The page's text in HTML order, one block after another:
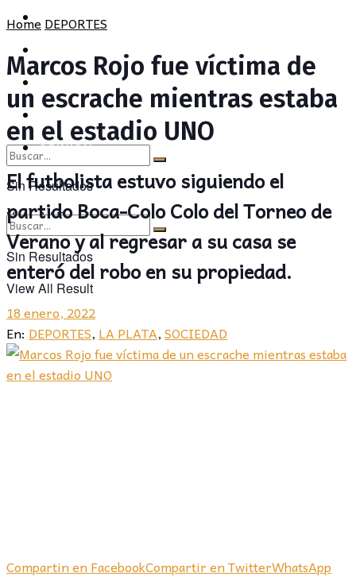
CULTURA
OPINIÓN
Sin Resultados
View All Result
PROVINCIA
OPINIÓN
Sin Resultados
View All Result
HomeDEPORTES
Marcos Rojo fue víctima de
un escrache mientras estaba
en el estadio UNO
El futbolista estuvo siguiendo el
partido Boca-Colo Colo del Torneo de
Verano y al regresar a su casa se
enteró del robo en su propiedad.
18 enero, 2022
En: DEPORTES, LA PLATA,SOCIEDAD
Compartin en FacebookCompartir en TwitterWhatsApp